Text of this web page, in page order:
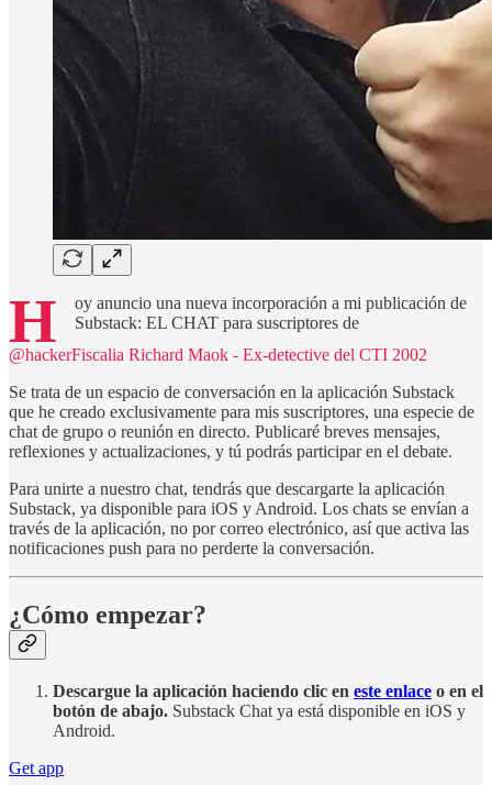
H
oy anuncio una nueva incorporación a mi publicación de
Substack: EL CHAT para suscriptores de
@hackerFiscalia Richard Maok - Ex-detective del CTI 2002
Se trata de un espacio de conversación en la aplicación Substack
que he creado exclusivamente para mis suscriptores, una especie de
chat de grupo o reunión en directo. Publicaré breves mensajes,
reflexiones y actualizaciones, y tú podrás participar en el debate.
Para unirte a nuestro chat, tendrás que descargarte la aplicación
Substack, ya disponible para iOS y Android. Los chats se envían a
través de la aplicación, no por correo electrónico, así que activa las
notificaciones push para no perderte la conversación.
¿Cómo empezar?
Descargue la aplicación haciendo clic en este enlace o en el
botón de abajo. Substack Chat ya está disponible en iOS y
Android.
Get app